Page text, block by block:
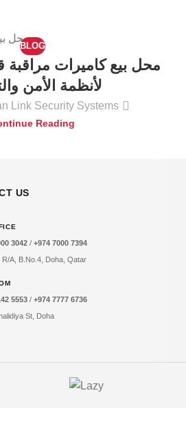
BLOG
محل بيع كاميرات مراقبة
لأنظمة الأمن
Link Security Systems
Reading
US
3042/ +974 7000 7394
R/A, B.No.4, Doha, Qatar
5553/ +974 7777 6736
St, Doha